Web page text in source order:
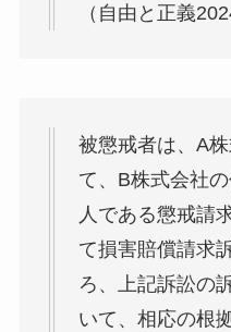
（自由と正義
被懲戒者は、A
て、B株式会社
人である懲戒請
て損害賠償請求
ろ、上記訴訟の
いて、相応の根